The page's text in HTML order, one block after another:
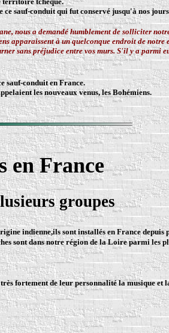
sauf-conduit qui fut conservé jusqu'à nos
nous a demandé humblement de solliciter
apparaissent à un quelconque endroit de
sans préjudice entre vos murs. S'il y a parmi
sauf-conduit en France.
les nouveaux venus, les Bohémiens.
en France
groupes
indienne,ils sont installés en France depuis
sont dans notre région de la Loire parmi les
fortement de leur personnalité la musique et